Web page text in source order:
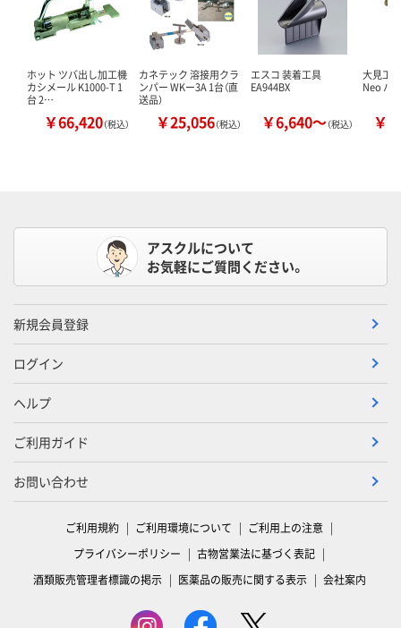
ホット ツバ出し加工機
カシメール K1000-T 1
台 2…
￥66,420（税込）
カネテック 溶接用クラ
ンパー WKー3A 1台（直
送品）
￥25,056（税込）
エスコ 装着工具
EA944BX
￥6,640～（税込）
大見工
Neo バ
￥
アスクルについて
お気軽にご質問ください。
新規会員登録
ログイン
ヘルプ
ご利用ガイド
お問い合わせ
ご利用規約 ご利用環境について
ご利用上の注意
プライバシーポリシー
古物営業法に基づく表記
酒類販売管理者標識の掲示
医薬品の販売に関する表示 会社案内